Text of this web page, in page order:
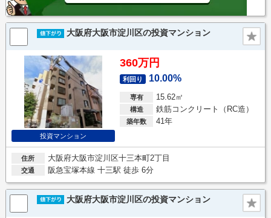
大阪府大阪市淀川区の投資マンション
投資マンション
360万円
利回り 10.00%
専有 15.62㎡
構造 鉄筋コンクリート（RC造）
築年数 41年
住所 大阪府大阪市淀川区十三本町2丁目
交通 阪急宝塚本線 十三駅 徒歩 6分
大阪府大阪市淀川区の投資マンション